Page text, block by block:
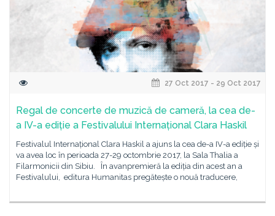
27 Oct 2017 - 29 Oct 2017
Regal de concerte de muzică de cameră, la cea de-
a IV-a ediție a Festivalului Internațional Clara Haskil
Festivalul Internațional Clara Haskil a ajuns la cea de-a IV-a ediție și
va avea loc în perioada 27-29 octombrie 2017, la Sala Thalia a
Filarmonicii din Sibiu. În avanpremieră la ediția din acest an a
Festivalului, editura Humanitas pregătește o nouă traducere,